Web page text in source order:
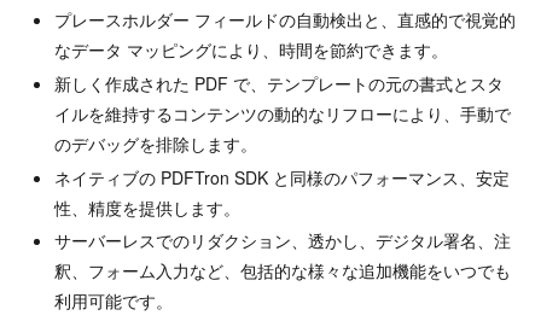
プレースホルダー フィールドの自動検出と、直感的で視覚的
なデータ マッピングにより、時間を節約できます。
新しく作成された PDF で、テンプレートの元の書式とスタ
イルを維持するコンテンツの動的なリフローにより、手動で
のデバッグを排除します。
ネイティブの PDFTron SDK と同様のパフォーマンス、安定
性、精度を提供します。
サーバーレスでのリダクション、透かし、デジタル署名、注
釈、フォーム入力など、包括的な様々な追加機能をいつでも
利用可能です。